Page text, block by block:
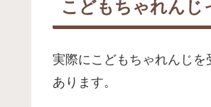
こどもちゃれんじ
実際にこどもちゃれんじ
あります。